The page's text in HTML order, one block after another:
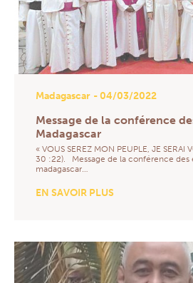
Madagascar - 04/03/2022
Message de la conférence
Madagascar
« VOUS SEREZ MON PEUPLE, JE SERAI
30 :22). Message de la conférence des
madagascar…
EN SAVOIR PLUS